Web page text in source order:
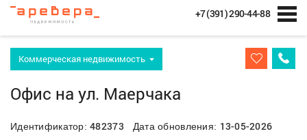
+7 (391) 290-44-88
Коммерческая недвижимость
Офис на ул. Маерчака
Идентификатор:482373 Дата обновления: 13-05-2026